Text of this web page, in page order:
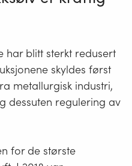
har blitt sterkt redusert
skyldes først
metallurgisk industri,
dessuten regulering av
for de største